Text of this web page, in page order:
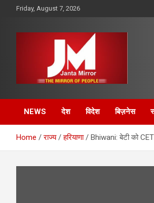
Friday, August 7, 2026
Janta Mirror
NEWS देश विदेश बिज़नेस
Home राज्य हरियाणा Bhiwani: बेटी को CET